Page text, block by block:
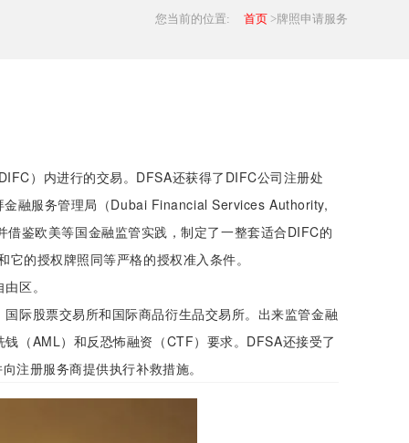
您当前的位置: 首页 >牌照申请服务
）内进行的交易。DFSA还获得了DIFC公司注册处
金融服务管理局（Dubai Financial Services Authority,
鉴欧美等国金融监管实践，制定了一整套适合DIFC的
的授权牌照同等严格的授权准入条件。
区。
际股票交易所和国际商品衍生品交易所。出来监管金融
（AML）和反恐怖融资（CTF）要求。DFSA还接受了
注册服务商提供执行补救措施。